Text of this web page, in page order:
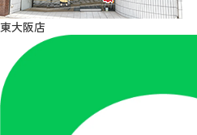
東大阪店